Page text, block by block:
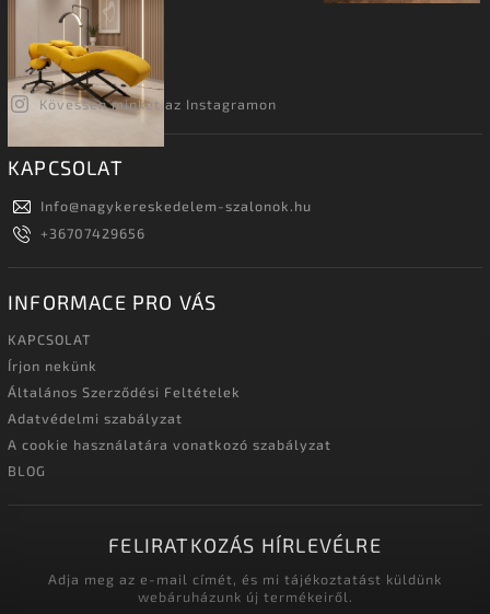
Kövessen minket az Instagramon
KAPCSOLAT
Info@nagykereskedelem-szalonok.hu
+36707429656
INFORMACE PRO VÁS
KAPCSOLAT
Írjon nekünk
Általános Szerződési Feltételek
Adatvédelmi szabályzat
A cookie használatára vonatkozó szabályzat
BLOG
FELIRATKOZÁS HÍRLEVÉLRE
Adja meg az e-mail címét, és mi tájékoztatást küldünk
webáruházunk új termékeiről.